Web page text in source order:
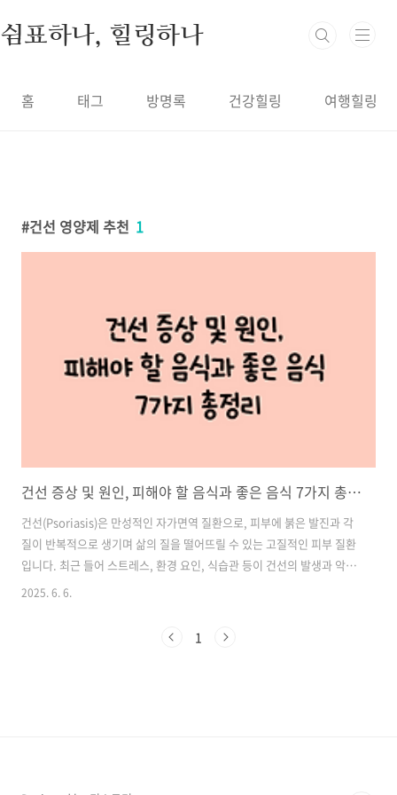
쉼표하나, 힐링하나
홈 태그 방명록 건강힐링 여행힐링
건선 영양제 추천 1
건선 증상 및 원인, 피해야 할 음식과 좋은 음식 7가지 총정리
건선(Psoriasis)은 만성적인 자가면역 질환으로, 피부에 붉은 발진과 각
질이 반복적으로 생기며 삶의 질을 떨어뜨릴 수 있는 고질적인 피부 질환
입니다. 최근 들어 스트레스, 환경 요인, 식습관 등이 건선의 발생과 악화
에 밀접하게 연관되어 있다는 사실이 밝혀지면서, 단순한 피부병으로 넘
이 글에서는 건선이란 어떤 질병인지, 주요 증상과 원인, 그리고 건선을
2025. 6. 6.
1